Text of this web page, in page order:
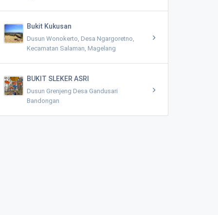
Bukit Kukusan
Dusun Wonokerto, Desa Ngargoretno,
Kecamatan Salaman, Magelang
BUKIT SLEKER ASRI
Dusun Grenjeng Desa Gandusari
Bandongan